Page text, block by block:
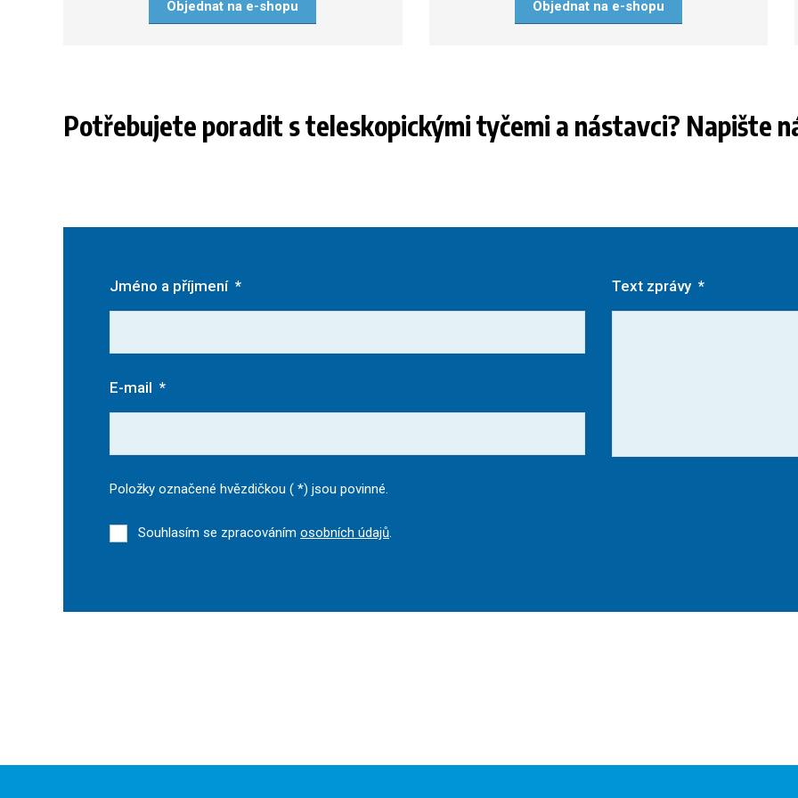
Objednat na e-shopu Objednat na e-shopu
Potřebujete poradit s teleskopickými tyčemi a nástavci? Napište
Jméno a příjmení *
E-mail *
Text zprávy *
Položky označené hvězdičkou ( *) jsou povinné.
Souhlasím se zpracováním osobních údajů.